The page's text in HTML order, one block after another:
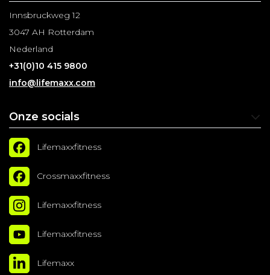
Innsbruckweg 12
3047 AH Rotterdam
Nederland
+31(0)10 415 9800
info@lifemaxx.com
Onze socials
Lifemaxxfitness
Crossmaxxfitness
Lifemaxxfitness
Lifemaxxfitness
Lifemaxx